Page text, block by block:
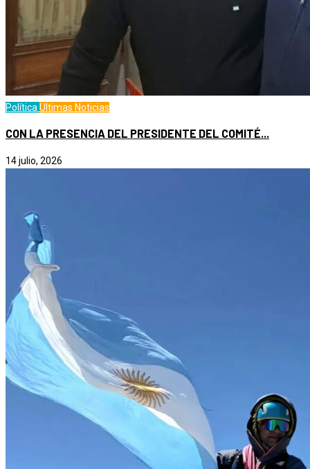
Política Ultimas Noticias
CON LA PRESENCIA DEL PRESIDENTE DEL COMITÉ...
14 julio, 2026